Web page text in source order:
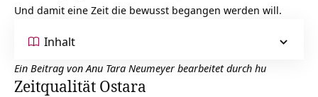
Und damit eine Zeit die bewusst begangen werden will.
Inhalt
Ein Beitrag von Anu Tara Neumeyer bearbeitet durch hu
Zeitqualität Ostara